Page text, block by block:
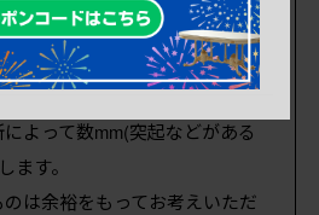
よって数mm(突起などがある
ます。
は余裕をもってお考えいただ